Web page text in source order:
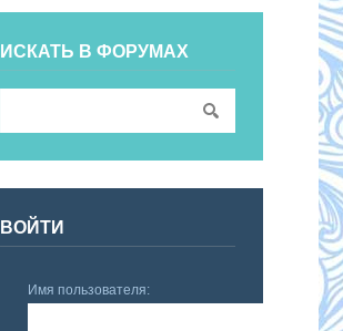
ИСКАТЬ В ФОРУМАХ
ВОЙТИ
Имя пользователя: